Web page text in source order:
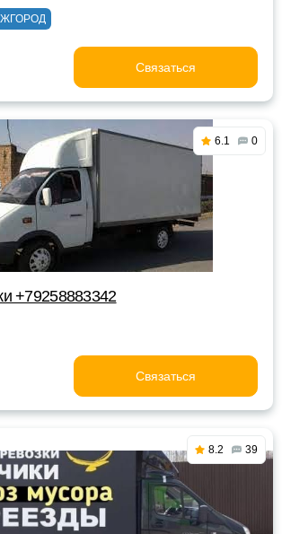
Связаться
6.1 0
+79258883342
Связаться
8.2 39